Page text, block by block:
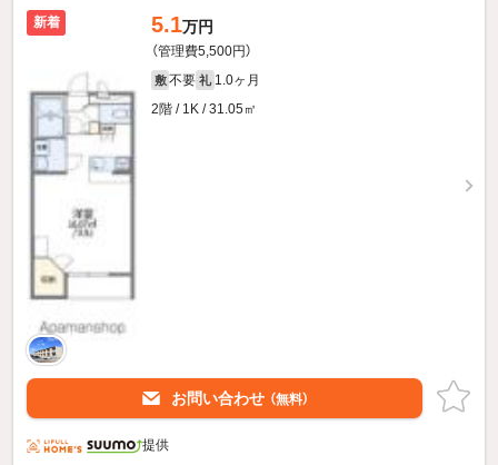
新着 5.1万円
（管理費5,500円）
敷 不要 礼 1.0ヶ月
2階 / 1K / 31.05㎡
お問い合わせ （無料）
提供